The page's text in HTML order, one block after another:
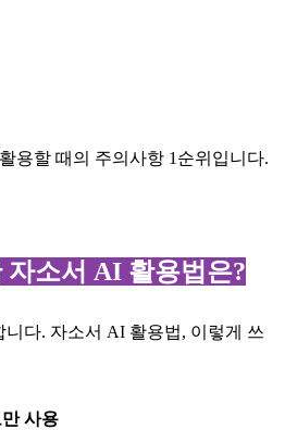
용할 때의 주의사항 1순위입니다.
자소서 AI 활용법은?
다. 자소서 AI 활용법, 이렇게 쓰
사용